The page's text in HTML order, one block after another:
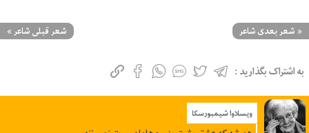
« شعر بعدی شاعر شعر قبلی شاعر»
به اشتراک بگذارید :
ویسلاوا شیمبورسکا